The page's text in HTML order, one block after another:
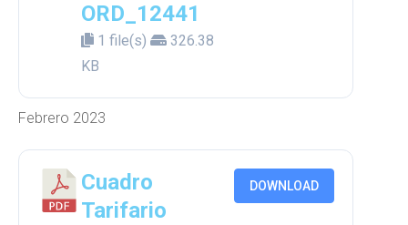
ORD_12441
1 file(s)
326.38
KB
Febrero 2023
Cuadro
Tarifario
DOWNLOAD